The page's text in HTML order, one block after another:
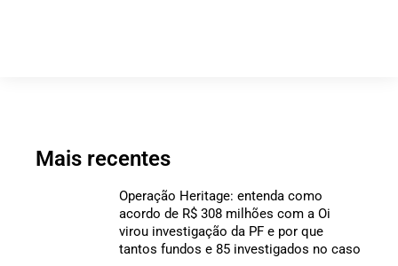
Mais recentes
Operação Heritage: entenda como
acordo de R$ 308 milhões com a Oi
virou investigação da PF e por que
tantos fundos e 85 investigados no caso